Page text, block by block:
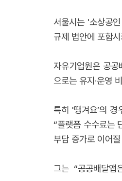
서울시는 '소상공
규제 법안에 포함
자유기업원은 공
으로는 유지·운영
특히 '땡겨요’의
“플랫폼 수수료는
부담 증가로 이어
그는 “공공배달앱